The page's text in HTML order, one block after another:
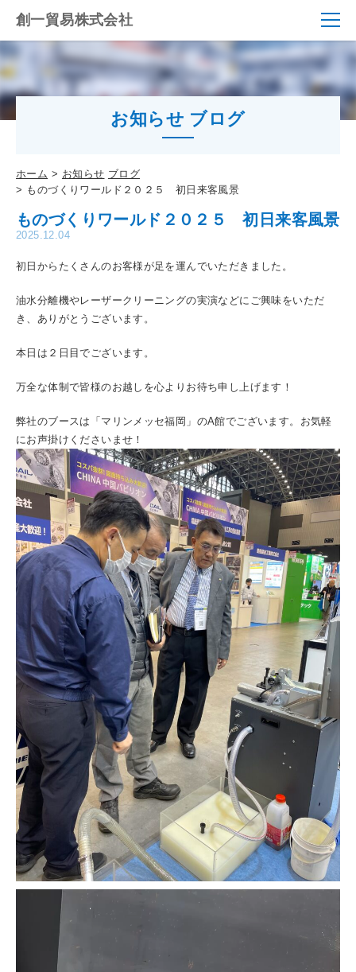
創一貿易株式会社
お知らせ ブログ
ホーム お知らせ ブログ
ものづくりワールド２０２５ 初日来客風景
ものづくりワールド２０２５ 初日来客風景
2025.12.04
初日からたくさんのお客様が足を運んでいただきました。
油水分離機やレーザークリーニングの実演などにご興味をいただ
き、ありがとうございます。
本日は２日目でございます。
万全な体制で皆様のお越しを心よりお待ち申し上げます！
弊社のブースは「マリンメッセ福岡」のA館でございます。お気軽
にお声掛けくださいませ！